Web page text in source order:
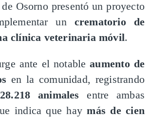
Osorno presentó un proyecto
un crematorio de
clínica veterinaria móvil.
ante el notableaumento de
en la comunidad, registrando
28.218 animales entre ambas
indica que hay más de cien